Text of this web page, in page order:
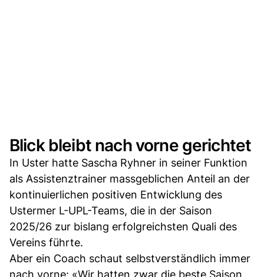
Blick bleibt nach vorne gerichtet
In Uster hatte Sascha Ryhner in seiner Funktion
als Assistenztrainer massgeblichen Anteil an der
kontinuierlichen positiven Entwicklung des
Ustermer L-UPL-Teams, die in der Saison
2025/26 zur bislang erfolgreichsten Quali des
Vereins führte.
Aber ein Coach schaut selbstverständlich immer
nach vorne: «Wir hatten zwar die beste Saison